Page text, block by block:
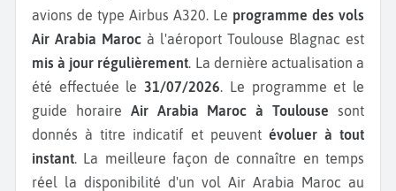
avions de type Airbus A320. Le programme des vols
Air Arabia Maroc à l'aéroport Toulouse Blagnac est
mis à jour régulièrement . La dernière actualisation a
été effectuée le 31/07/2026 . Le programme et le
guide horaire Air Arabia Maroc à Toulouse sont
donnés à titre indicatif et peuvent évoluer à tout
instant . La meilleure façon de connaître en temps
réel la disponibilité d'un vol Air Arabia Maroc au